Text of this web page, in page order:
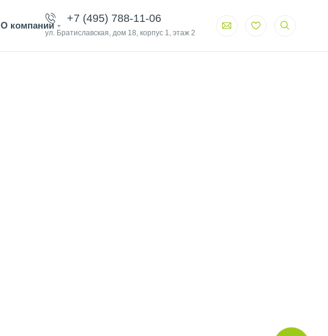
О компании
+7 (495) 788-11-06
ул. Братиславская, дом 18, корпус 1, этаж 2